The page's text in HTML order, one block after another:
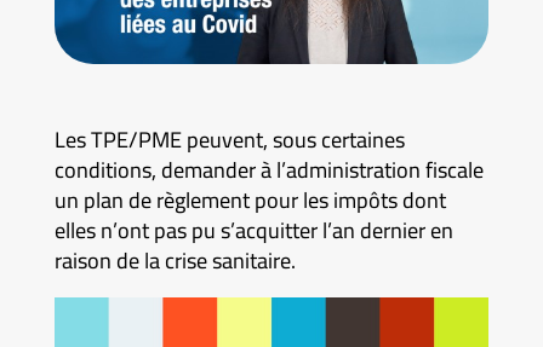
Les TPE/PME peuvent, sous certaines
conditions, demander à l’administration fiscale
un plan de règlement pour les impôts dont
elles n’ont pas pu s’acquitter l’an dernier en
raison de la crise sanitaire.